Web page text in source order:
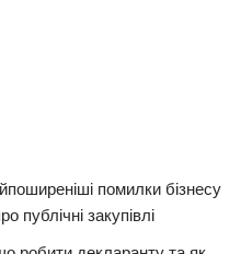
помилки бізнесу
публічні закупівлі